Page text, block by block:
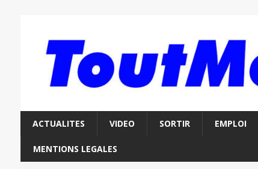
ACTUALITES VIDEO SORTIR EMPLOI
MENTIONS LEGALES